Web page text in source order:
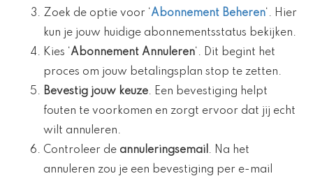
Zoek de optie voor ‘ Abonnement Beheren ‘. Hier
kun je jouw huidige abonnementsstatus bekijken.
Kies ‘ Abonnement Annuleren ‘. Dit begint het
proces om jouw betalingsplan stop te zetten.
Bevestig jouw keuze. Een bevestiging helpt
fouten te voorkomen en zorgt ervoor dat jij echt
wilt annuleren.
Controleer de annuleringsemail . Na het
annuleren zou je een bevestiging per e-mail